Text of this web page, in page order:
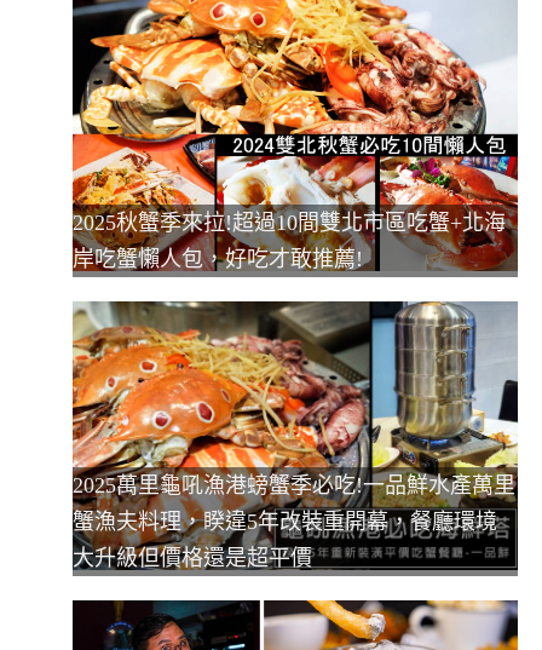
2025秋蟹季來拉!超過10間雙北市區吃蟹+北海
岸吃蟹懶人包，好吃才敢推薦!
2025萬里龜吼漁港螃蟹季必吃!一品鮮水產萬里
蟹漁夫料理，睽違5年改裝重開幕，餐廳環境
大升級但價格還是超平價